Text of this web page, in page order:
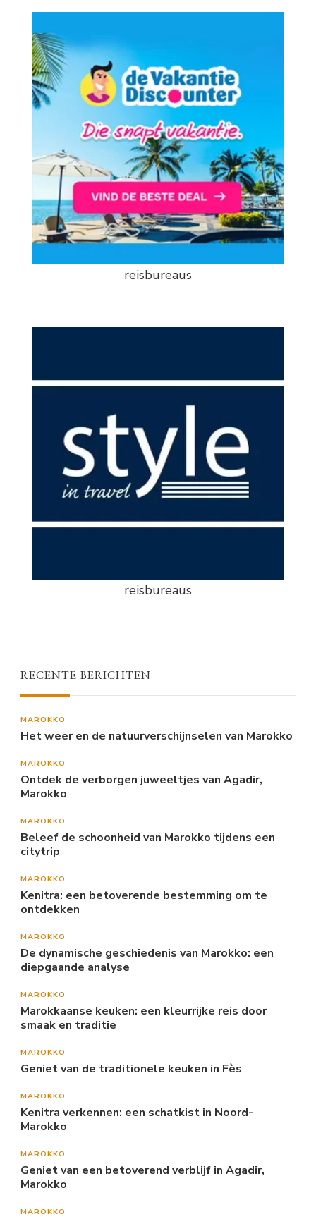
reisbureaus
reisbureaus
RECENTE BERICHTEN
MAROKKO
Het weer en de natuurverschijnselen van Marokko
MAROKKO
Ontdek de verborgen juweeltjes van Agadir,
Marokko
MAROKKO
Beleef de schoonheid van Marokko tijdens een
citytrip
MAROKKO
Kenitra: een betoverende bestemming om te
ontdekken
MAROKKO
De dynamische geschiedenis van Marokko: een
diepgaande analyse
MAROKKO
Marokkaanse keuken: een kleurrijke reis door
smaak en traditie
MAROKKO
Geniet van de traditionele keuken in Fès
MAROKKO
Kenitra verkennen: een schatkist in Noord-
Marokko
MAROKKO
Geniet van een betoverend verblijf in Agadir,
Marokko
MAROKKO